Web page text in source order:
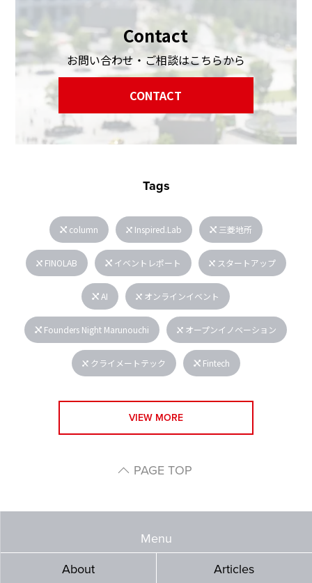
Contact
お問い合わせ・ご相談はこちらから
CONTACT
Tags
column Inspired.Lab 三菱地所
FINOLAB イベントレポート スタートアップ
AI オンラインイベント
Founders Night Marunouchi オープンイノベーション
クライメートテック Fintech
VIEW MORE
PAGE TOP
Menu
About
Articles